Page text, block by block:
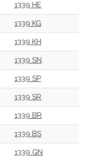
1339 HE
1339 KG
1339 KH
1339 SN
1339 SP
1339 SR
1339 BR
1339 BS
1339 GN